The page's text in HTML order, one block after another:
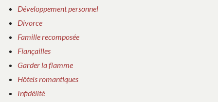
Développement personnel
Divorce
Famille recomposée
Fiançailles
Garder la flamme
Hôtels romantiques
Infidélité